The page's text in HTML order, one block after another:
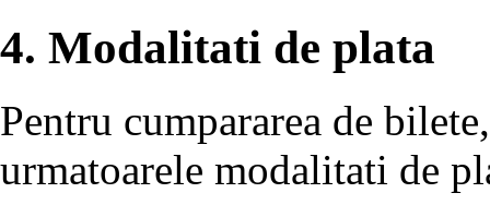
4. Modalitati de plata
Pentru cumpararea de
urmatoarele modalitati de